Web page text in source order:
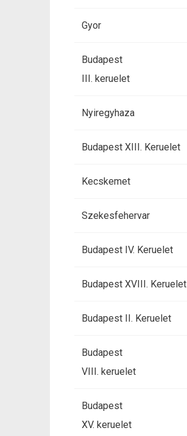
Gyor
Budapest
III. keruelet
Nyiregyhaza
Budapest XIII. Keruelet
Kecskemet
Szekesfehervar
Budapest IV. Keruelet
Budapest XVIII. Keruelet
Budapest II. Keruelet
Budapest
VIII. keruelet
Budapest
XV. keruelet